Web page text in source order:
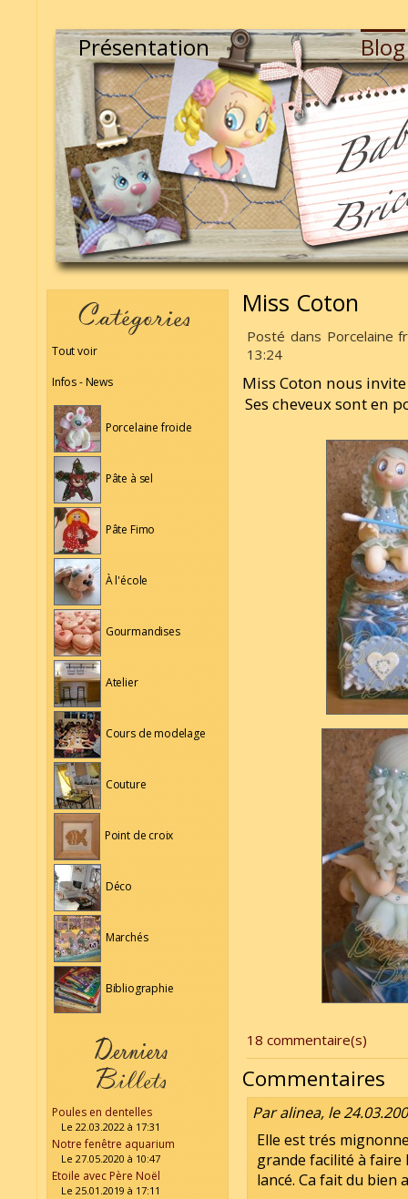
Présentation Blog
Tout voir
Infos - News
Porcelaine froide
Pâte à sel
Pâte Fimo
À l'école
Gourmandises
Atelier
Cours de modelage
Couture
Point de croix
Déco
Marchés
Bibliographie
Poules en dentelles
Le 22.03.2022 à 17:31
Notre fenêtre aquarium
Le 27.05.2020 à 10:47
Etoile avec Père Noël
Le 25.01.2019 à 17:11
Miss Coton
Posté dans Porcelaine
13:24
Miss Coton nous
Ses cheveux sont en
18 commentaire(s)
Commentaires
Par alinea, le
Elle est trés
grande facilité à faire
lancé. Ca fait du bien